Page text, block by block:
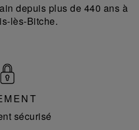
depuis plus de 440 ans à
lès-Bitche.
sécurisé